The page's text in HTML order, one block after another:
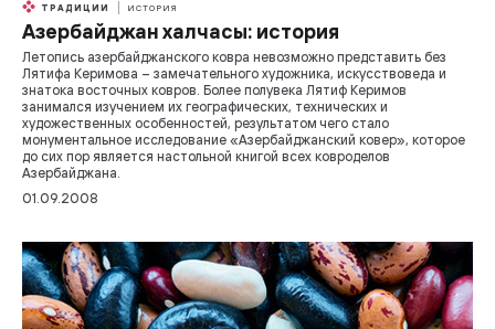
ТРАДИЦИИ ИСТОРИЯ
Азербайджан халчасы: история
Летопись азербайджанского ковра невозможно представить без
Лятифа Керимова – замечательного художника, искусствоведа и
знатока восточных ковров. Более полувека Лятиф Керимов
занимался изучением их географических, технических и
художественных особенностей, результатом чего стало
монументальное исследование «Азербайджанский ковер», которое
до сих пор является настольной книгой всех ковроделов
Азербайджана.
01.09.2008